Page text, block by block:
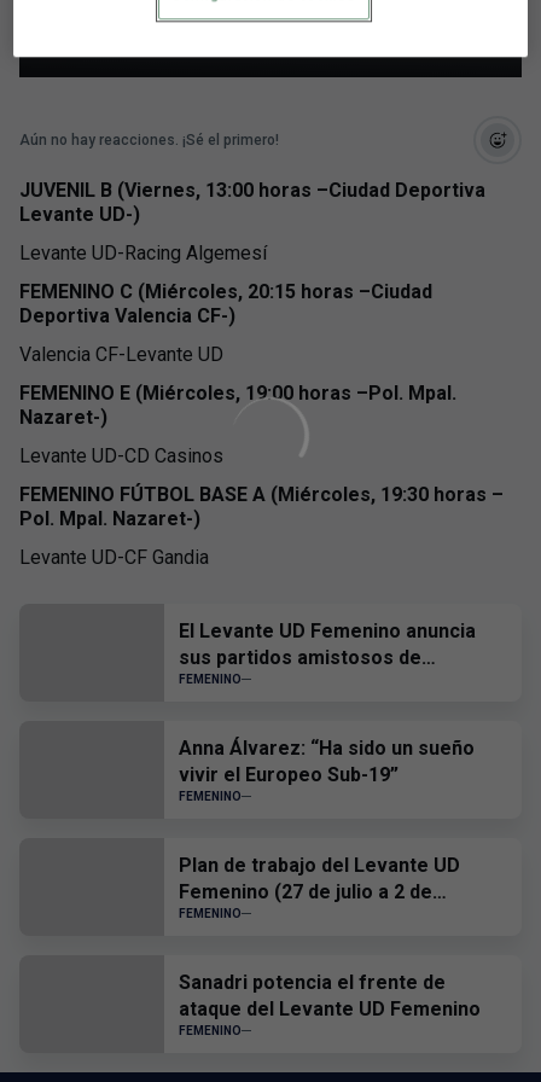
Cantera Granota
Aún no hay reacciones. ¡Sé el primero!
JUVENIL B (Viernes, 13:00 horas –Ciudad Deportiva
Levante UD-)
Levante UD-Racing Algemesí
FEMENINO C (Miércoles, 20:15 horas –Ciudad
Deportiva Valencia CF-)
Valencia CF-Levante UD
FEMENINO E (Miércoles, 19:00 horas –Pol. Mpal.
Nazaret-)
Levante UD-CD Casinos
FEMENINO FÚTBOL BASE A (Miércoles, 19:30 horas –
Pol. Mpal. Nazaret-)
Levante UD-CF Gandia
El Levante UD Femenino anuncia
sus partidos amistosos de
pretemporada
FEMENINO
Anna Álvarez: “Ha sido un sueño
vivir el Europeo Sub-19”
FEMENINO
Plan de trabajo del Levante UD
Femenino (27 de julio a 2 de
agosto)
FEMENINO
Sanadri potencia el frente de
ataque del Levante UD Femenino
FEMENINO